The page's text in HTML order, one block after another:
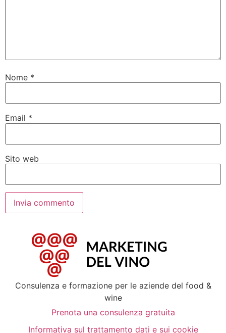
Nome *
Email *
Sito web
Consulenza e formazione per le aziende del food &
wine
Prenota una consulenza gratuita
Informativa sul trattamento dati e sui cookie